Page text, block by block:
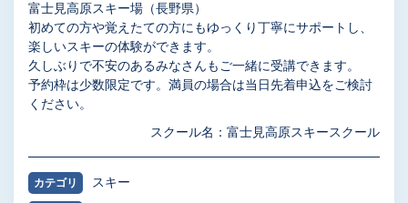
富士見高原スキー場（長野県）
初めての方や覚えたての方にもゆっくり丁寧にサポートし、
楽しいスキーの体験ができます。
久しぶりで不安のあるみなさんもご一緒に受講できます。
予約枠は少数限定です。満員の場合は当日先着申込をご検討
ください。
スクール名：富士見高原スキースクール
カテゴリ スキー